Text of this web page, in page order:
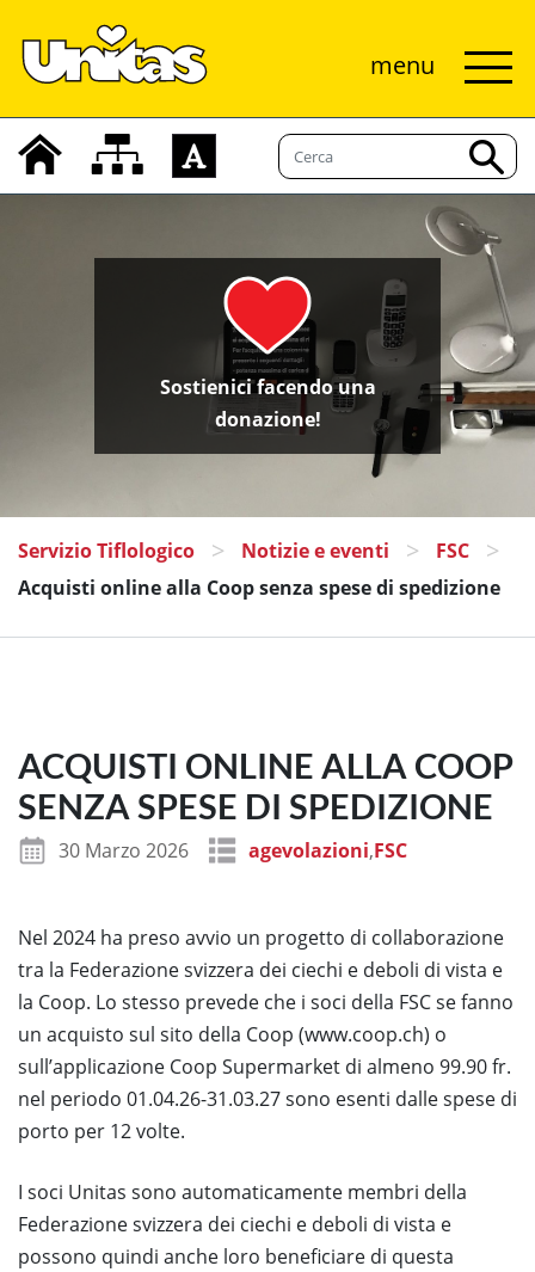
menu
Sostienici facendo una
donazione!
Servizio Tiflologico > Notizie e eventi > FSC >
Acquisti online alla Coop senza spese di spedizione
ACQUISTI ONLINE ALLA COOP
SENZA SPESE DI SPEDIZIONE
30 Marzo 2026 agevolazioni,FSC
Nel 2024 ha preso avvio un progetto di collaborazione
tra la Federazione svizzera dei ciechi e deboli di vista e
la Coop. Lo stesso prevede che i soci della FSC se fanno
un acquisto sul sito della Coop (www.coop.ch) o
sull’applicazione Coop Supermarket di almeno 99.90 fr.
nel periodo 01.04.26-31.03.27 sono esenti dalle spese di
porto per 12 volte.
I soci Unitas sono automaticamente membri della
Federazione svizzera dei ciechi e deboli di vista e
possono quindi anche loro beneficiare di questa